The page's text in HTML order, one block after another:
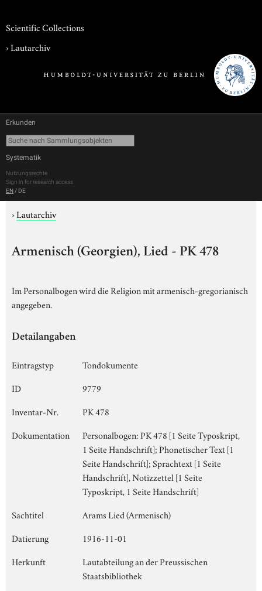
Scientific Collections
›Lautarchiv
Erkunden
Systematik
Nutzungsrechte
Sign in for research access
EN / DE
›Lautarchiv
Armenisch (Georgien), Lied - PK 478
Im Personalbogen wird die Religion mit armenisch-gregorianisch
angegeben.
Detailangaben
Eintragstyp
Tondokumente
ID
9779
Inventar-Nr.
PK 478
Dokumentation
Personalbogen: PK 478 [1 Seite Typoskript,
1 Seite Handschrift]; Phonetischer Text [1
Seite Handschrift]; Sprachtext [1 Seite
Handschrift], Notizzettel [1 Seite
Typoskript, 1 Seite Handschrift]
Sachtitel
Arams Lied (Armenisch)
Datierung
1916-11-01
Herkunft
Lautabteilung an der Preussischen
Staatsbibliothek